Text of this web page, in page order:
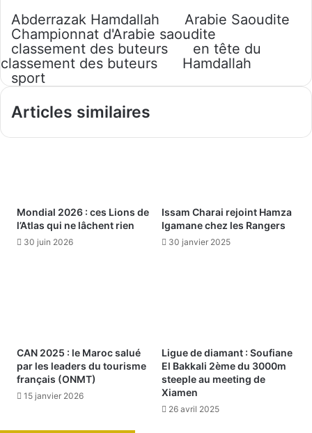
Abderrazak Hamdallah
Arabie Saoudite
Championnat d'Arabie saoudite
classement des buteurs
en tête du
classement des buteurs
Hamdallah
sport
Articles similaires
Mondial 2026 : ces Lions de
l’Atlas qui ne lâchent rien
30 juin 2026
Issam Charai rejoint Hamza
Igamane chez les Rangers
30 janvier 2025
CAN 2025 : le Maroc salué
par les leaders du tourisme
français (ONMT)
15 janvier 2026
Ligue de diamant : Soufiane
El Bakkali 2ème du 3000m
steeple au meeting de
Xiamen
26 avril 2025